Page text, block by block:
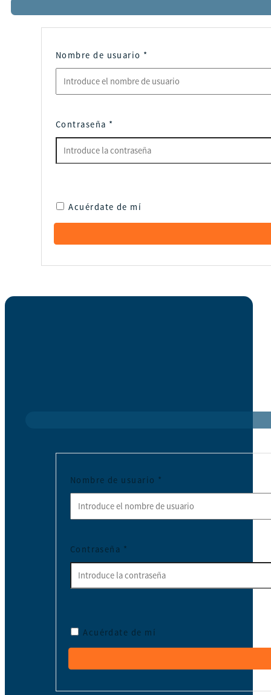
Nombre de usuario *
Contraseña *
Acuérdate de mí
Nombre de usuario *
Contraseña *
Acuérdate de mí